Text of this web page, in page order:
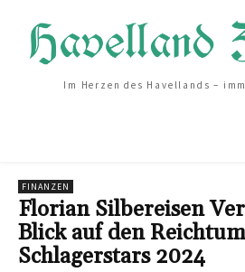
Im Herzen des Havellands –
FINANZEN
Florian Silbereisen
Blick auf den
Schlagerstars 2024